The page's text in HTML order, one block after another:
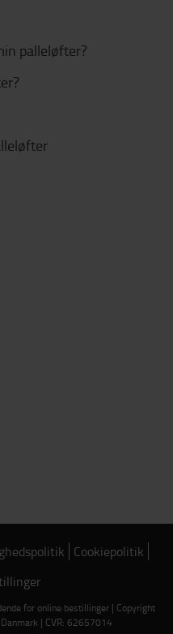
palleløfter?
Cookiepolitik
for online bestillinger | Copyright
| CVR: 62657014